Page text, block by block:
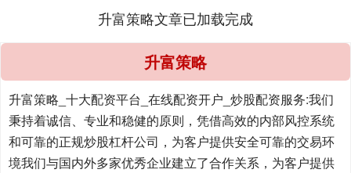
升富策略文章已加载完成
升富策略
升富策略_十大配资平台_在线配资开户_炒股配资服务:我们
秉持着诚信、专业和稳健的原则，凭借高效的内部风控系统
和可靠的正规炒股杠杆公司，为客户提供安全可靠的交易环
境我们与国内外多家优秀企业建立了合作关系，为客户提供